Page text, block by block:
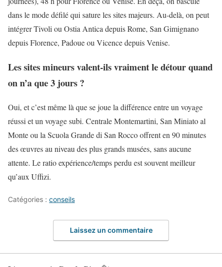
dans le mode défilé qui sature les sites majeurs. Au-delà, on peut
intégrer Tivoli ou Ostia Antica depuis Rome, San Gimignano
depuis Florence, Padoue ou Vicence depuis Venise.
Les sites mineurs valent-ils vraiment le détour quand
on n’a que 3 jours ?
Oui, et c’est même là que se joue la différence entre un voyage
réussi et un voyage subi. Centrale Montemartini, San Miniato al
Monte ou la Scuola Grande di San Rocco offrent en 90 minutes
des œuvres au niveau des plus grands musées, sans aucune
attente. Le ratio expérience/temps perdu est souvent meilleur
qu’aux Uffizi.
Catégories : conseils
Laissez un commentaire